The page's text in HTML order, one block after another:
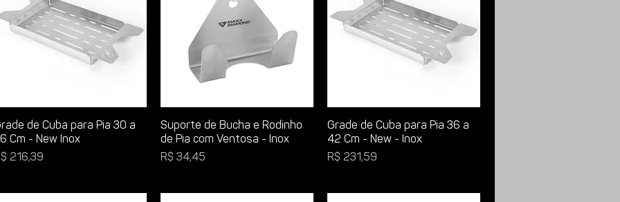
de Cuba para Pia 30 a
Cm - New Inox
216,39
Suporte de Bucha e Rodinho
de Pia com Ventosa - Inox
Preço
R$ 34,45
Grade de Cuba para Pia 36 a
42 Cm - New - Inox
Preço
R$ 231,59